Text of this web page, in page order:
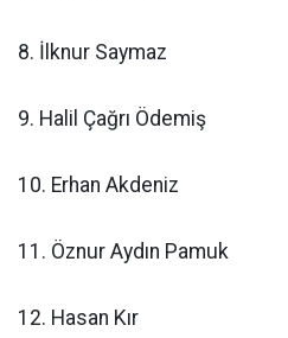
8. İlknur Saymaz
9. Halil Çağrı Ödemiş
10. Erhan Akdeniz
11. Öznur Aydın Pamuk
12. Hasan Kır